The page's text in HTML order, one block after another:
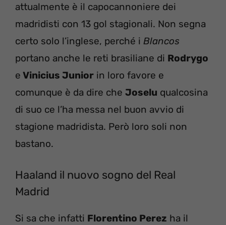
attualmente è il capocannoniere dei
madridisti con 13 gol stagionali. Non segna
certo solo l’inglese, perché i Blancos
portano anche le reti brasiliane di Rodrygo
e Vinicius Junior in loro favore e
comunque è da dire che Joselu qualcosina
di suo ce l’ha messa nel buon avvio di
stagione madridista. Però loro soli non
bastano.
Haaland il nuovo sogno del Real
Madrid
Si sa che infatti Florentino Perez ha il